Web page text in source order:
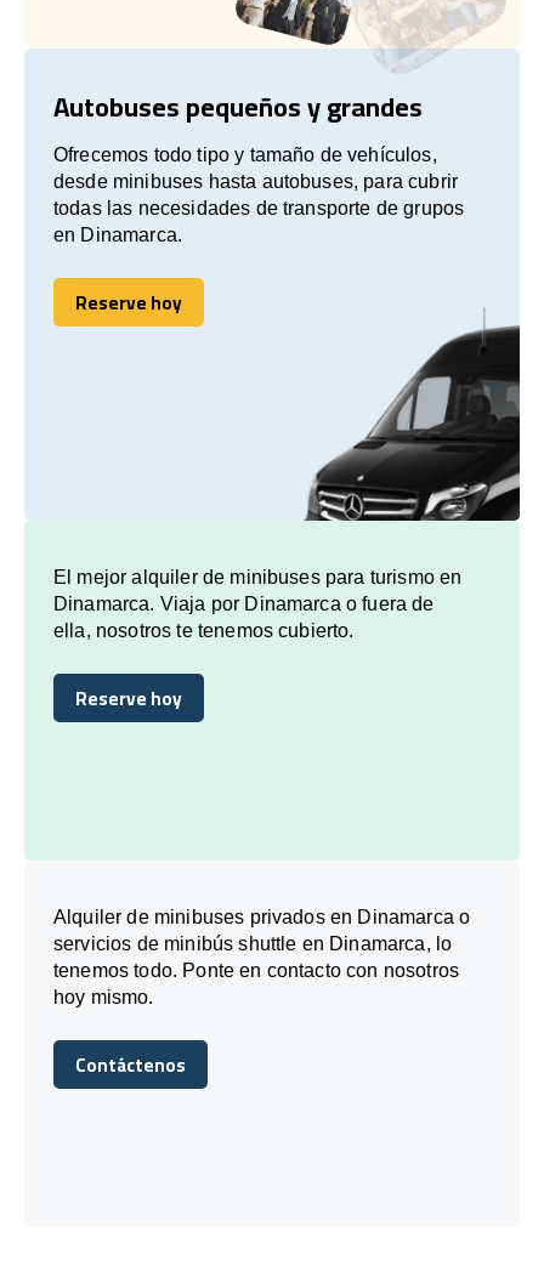
Autobuses pequeños y grandes
Ofrecemos todo tipo y tamaño de vehículos,
desde minibuses hasta autobuses, para cubrir
todas las necesidades de transporte de grupos
en Dinamarca.
Reserve hoy
Reserve hoy
El mejor alquiler de minibuses para turismo en
Dinamarca. Viaja por Dinamarca o fuera de
ella, nosotros te tenemos cubierto.
Reserve hoy
Reserve hoy
Alquiler de minibuses privados en Dinamarca o
servicios de minibús shuttle en Dinamarca, lo
tenemos todo. Ponte en contacto con nosotros
hoy mismo.
Contáctenos
Contáctenos